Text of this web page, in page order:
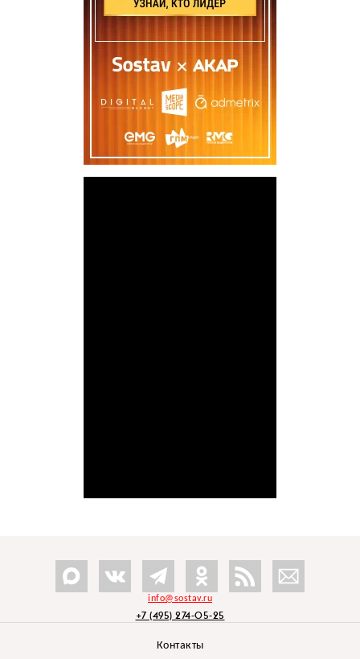
info@sostav.ru
+7 (495) 274-05-25
Контакты